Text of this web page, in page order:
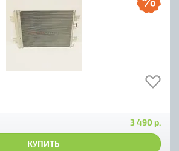
3 490 р.
КУПИТЬ